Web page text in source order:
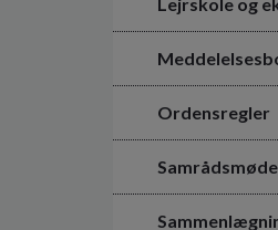
Ordensregler